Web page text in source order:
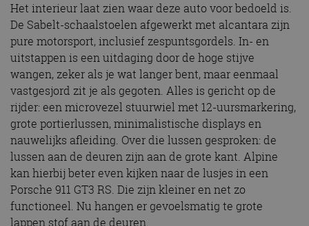
Het interieur laat zien waar deze auto voor bedoeld is.
De Sabelt-schaalstoelen afgewerkt met alcantara zijn
pure motorsport, inclusief zespuntsgordels. In- en
uitstappen is een uitdaging door de hoge stijve
wangen, zeker als je wat langer bent, maar eenmaal
vastgesjord zit je als gegoten. Alles is gericht op de
rijder: een microvezel stuurwiel met 12-uursmarkering,
grote portierlussen, minimalistische displays en
nauwelijks afleiding. Over die lussen gesproken: de
lussen aan de deuren zijn aan de grote kant. Alpine
kan hierbij beter even kijken naar de lusjes in een
Porsche 911 GT3 RS. Die zijn kleiner en net zo
functioneel. Nu hangen er gevoelsmatig te grote
lappen stof aan de deuren.